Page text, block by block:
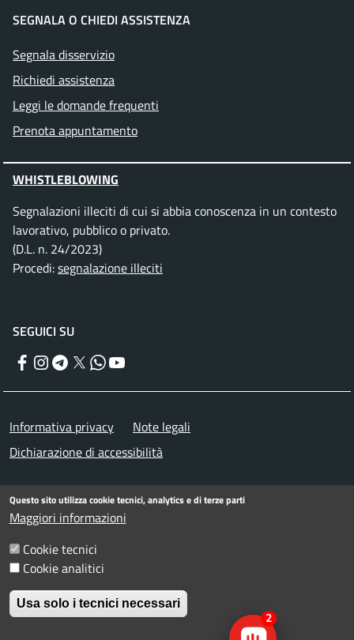
SEGNALA O CHIEDI ASSISTENZA
Segnala disservizio
Richiedi assistenza
Leggi le domande frequenti
Prenota appuntamento
WHISTLEBLOWING
Segnalazioni illeciti di cui si abbia conoscenza in un contesto
lavorativo, pubblico o privato.
(D.L. n. 24/2023)
Procedi:segnalazione illeciti
SEGUICI SU
Facebook
Instagram
Telegram
TwitterWhatsApp
Menu piè di pagina
Informativa privacy
Note legali
Dichiarazione di accessibilità
© Comune di Rimini. Tutti i diritti riservati.
Questo sito utilizza cookie tecnici, analytics e di terze parti
Maggiori informazioni
Cookie tecnici
Cookie analitici
Usa solo i tecnici necessari
2